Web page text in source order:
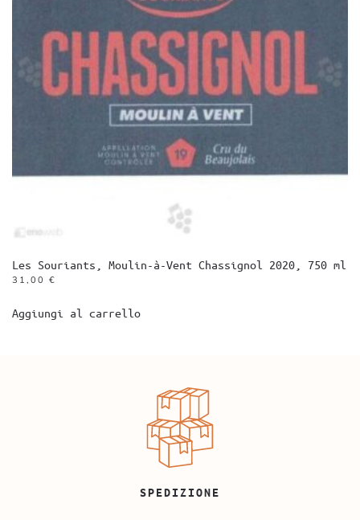
Les Souriants, Moulin-à-Vent Chassignol 2020, 750 ml
31,00 €
Aggiungi al carrello
SPEDIZIONE